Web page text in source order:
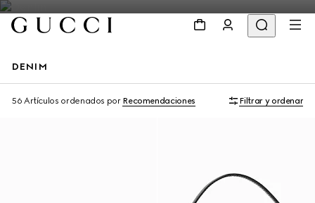
DENIM
56 Artículos ordenados por Recomendaciones Filtrar y ordenar
Personalizar con las iniciales